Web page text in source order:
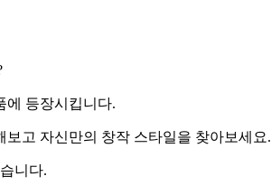
에 등장시킵니다.
고 자신만의 창작 스타일을 찾아보세요.
니다.